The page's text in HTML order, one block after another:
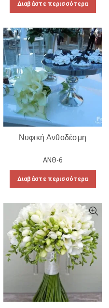
Διαβάστε περισσότερα
Νυφική Ανθοδέσμη
ΑΝΘ-6
Διαβάστε περισσότερα